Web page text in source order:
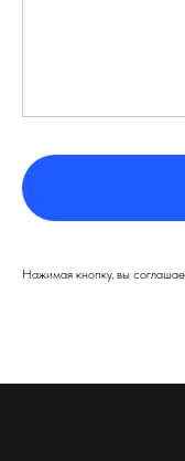
Нажимая кнопку, вы